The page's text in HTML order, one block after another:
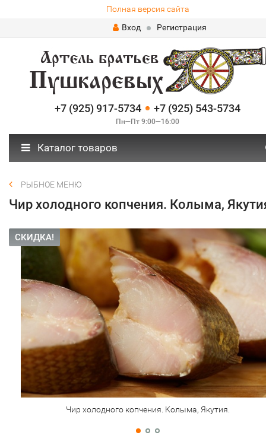
Полная версия сайта
Вход
Регистрация
+7 (925) 917-5734 +7 (925) 543-5734
Пн—Пт 9:00—16:00
Каталог товаров
РЫБНОЕ МЕНЮ
Чир холодного копчения. Колыма,
СКИДКА!
Чир холодного копчения. Колыма, Якутия.